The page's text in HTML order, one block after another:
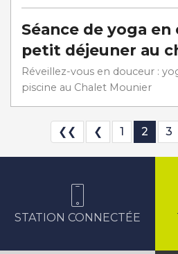
Séance de yoga
petit déjeuner au
Réveillez-vous en douceur :
piscine au Chalet Mounier
❮❮ ❮ 1 2 3
STATION CONNECTÉE